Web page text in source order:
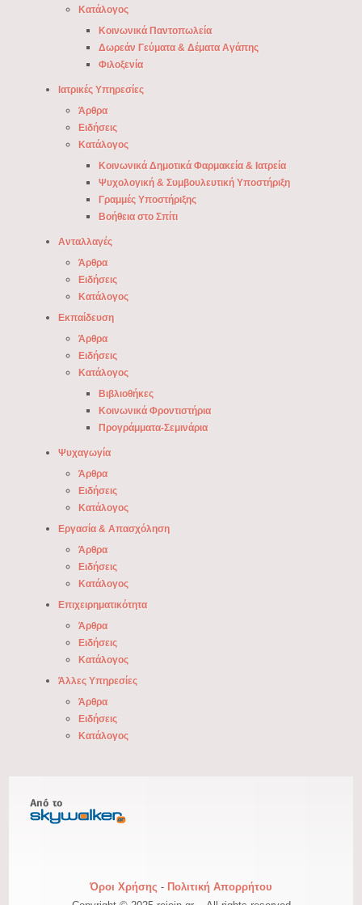
Κατάλογος
Κοινωνικά Παντοπωλεία
Δωρεάν Γεύματα & Δέματα Αγάπης
Φιλοξενία
Ιατρικές Υπηρεσίες
Άρθρα
Ειδήσεις
Κατάλογος
Κοινωνικά Δημοτικά Φαρμακεία & Ιατρεία
Ψυχολογική & Συμβουλευτική Υποστήριξη
Γραμμές Υποστήριξης
Βοήθεια στο Σπίτι
Ανταλλαγές
Άρθρα
Ειδήσεις
Κατάλογος
Εκπαίδευση
Άρθρα
Ειδήσεις
Κατάλογος
Βιβλιοθήκες
Κοινωνικά Φροντιστήρια
Προγράμματα-Σεμινάρια
Ψυχαγωγία
Άρθρα
Ειδήσεις
Κατάλογος
Εργασία & Απασχόληση
Άρθρα
Ειδήσεις
Κατάλογος
Επιχειρηματικότητα
Άρθρα
Ειδήσεις
Κατάλογος
Άλλες Υπηρεσίες
Άρθρα
Ειδήσεις
Κατάλογος
Όροι Χρήσης - Πολιτική Απορρήτου